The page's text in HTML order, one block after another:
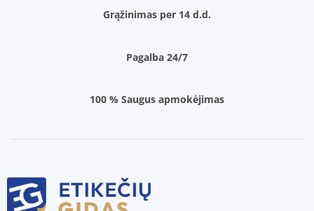
Grąžinimas per 14 d.d.
Pagalba 24/7
100 % Saugus apmokėjimas